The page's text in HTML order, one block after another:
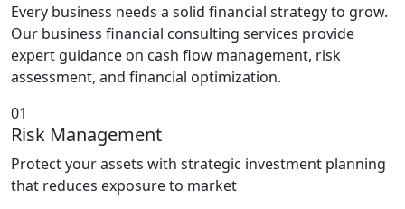
Every business needs a solid financial strategy to grow.
Our business financial consulting services provide
expert guidance on cash flow management, risk
assessment, and financial optimization.
01
Risk Management
Protect your assets with strategic investment planning
that reduces exposure to market